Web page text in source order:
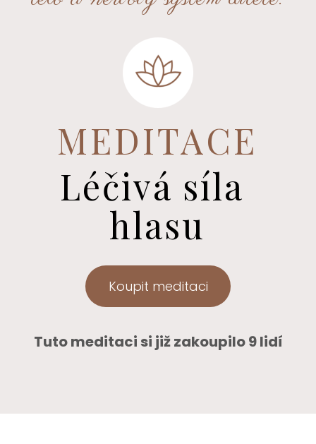
MEDITACE
Léčivá síla
hlasu
Koupit meditaci
Tuto meditaci si již zakoupilo9lidí